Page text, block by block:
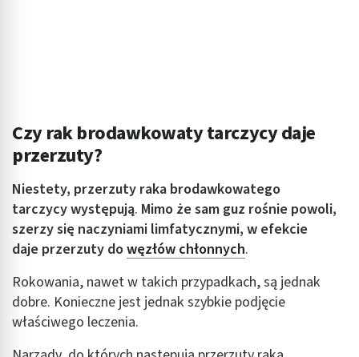
Czy rak brodawkowaty tarczycy daje
przerzuty?
Niestety, przerzuty raka brodawkowatego
tarczycy występują. Mimo że sam guz rośnie powoli,
szerzy się naczyniami limfatycznymi, w efekcie
daje przerzuty dowęzłów chłonnych.
Rokowania, nawet w takich przypadkach, są jednak
dobre. Konieczne jest jednak szybkie podjęcie
właściwego leczenia.